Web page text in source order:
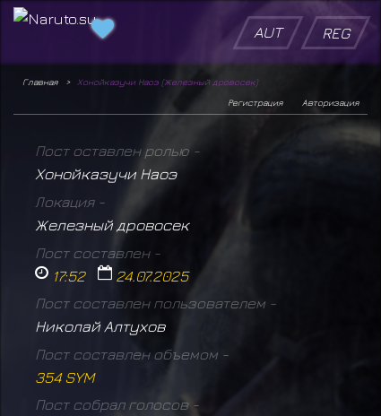
AUT REG
Главная
Хонойказучи Наоэ (Железный дровосек)
Авторизация
Регистрация
Пост оставлен ролью -
Хонойказучи Наоэ
Локация -
Железный дровосек
Пост составлен -
17:52 24.07.2025
Пост составлен пользователем -
Николай Алтухов
Пост составлен объемом -
354 SYM
Пост собрал голосов -